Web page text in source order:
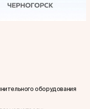
оборудования